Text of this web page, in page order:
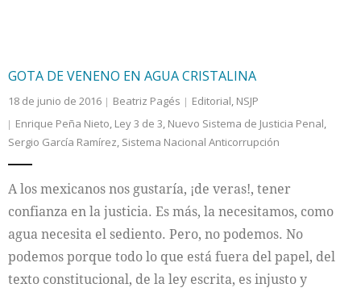
GOTA DE VENENO EN AGUA CRISTALINA
18 de junio de 2016 Beatriz Pagés Editorial, NSJP
Enrique Peña Nieto, Ley 3 de 3, Nuevo Sistema de Justicia Penal,
Sergio García Ramírez, Sistema Nacional Anticorrupción
A los mexicanos nos gustaría, ¡de veras!, tener
confianza en la justicia. Es más, la necesitamos, como
agua necesita el sediento. Pero, no podemos. No
podemos porque todo lo que está fuera del papel, del
texto constitucional, de la ley escrita, es injusto y